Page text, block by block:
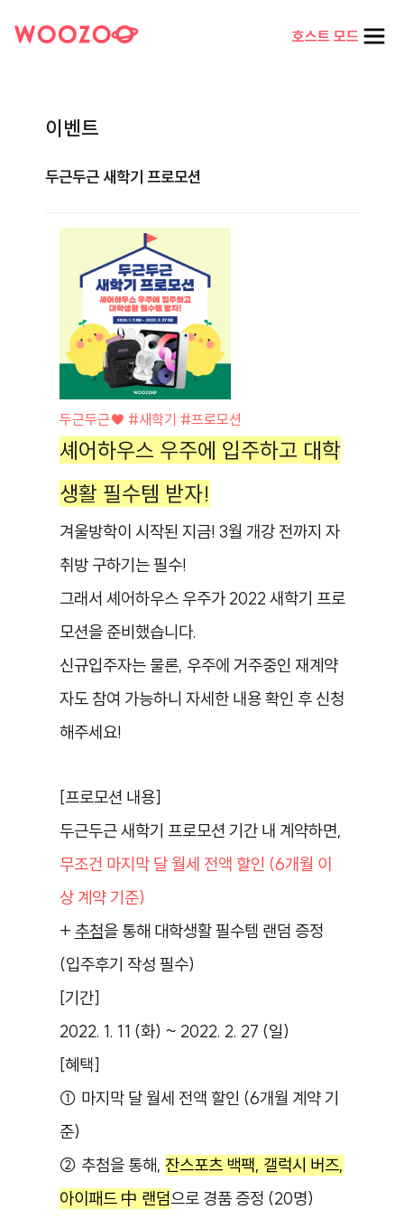
호스트 모드
이벤트
두근두근 새학기 프로모션
두근두근♥ #새학기 #프로모션
셰어하우스 우주에 입주하고 대학
생활 필수템 받자!
겨울방학이 시작된 지금! 3월 개강 전까지 자
취방 구하기는 필수!
그래서 셰어하우스 우주가 2022 새학기 프로
모션을 준비했습니다.
신규입주자는 물론, 우주에 거주중인 재계약
자도 참여 가능하니 자세한 내용 확인 후 신청
해주세요!
[프로모션 내용]
두근두근 새학기 프로모션 기간 내 계약하면,
무조건 마지막 달 월세 전액 할인 (6개월 이
상 계약 기준)
+ 추첨을 통해 대학생활 필수템 랜덤 증정
(입주후기 작성 필수)
[기간]
2022. 1. 11 (화) ~ 2022. 2. 27 (일)
[혜택]
① 마지막 달 월세 전액 할인 (6개월 계약 기
준)
② 추첨을 통해, 잔스포츠 백팩, 갤럭시 버즈,
아이패드 中 랜덤으로 경품 증정 (20명)